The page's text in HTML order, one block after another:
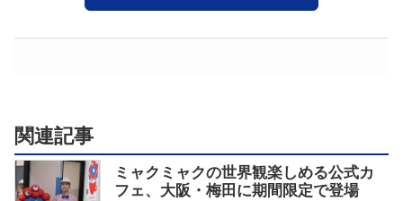
関連記事
ミャクミャクの世界観楽しめる公式カ
フェ、大阪・梅田に期間限定で登場